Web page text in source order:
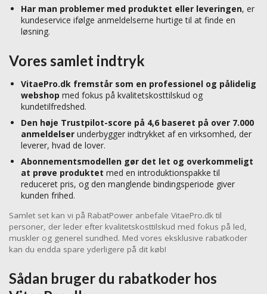
Har man problemer med produktet eller leveringen, er
kundeservice ifølge anmeldelserne hurtige til at finde en
løsning.
Vores samlet indtryk
VitaePro.dk fremstår som en professionel og pålidelig
webshop med fokus på kvalitetskosttilskud og
kundetilfredshed.
Den høje Trustpilot-score på 4,6 baseret på over 7.000
anmeldelser underbygger indtrykket af en virksomhed, der
leverer, hvad de lover.
Abonnementsmodellen gør det let og overkommeligt
at prøve produktet med en introduktionspakke til
reduceret pris, og den manglende bindingsperiode giver
kunden frihed.
Samlet set kan vi på RabatPower anbefale VitaePro.dk til
personer, der leder efter kvalitetskosttilskud med fokus på led,
muskler og generel sundhed. Med vores eksklusive rabatkoder
kan du endda spare yderligere på dit køb!
Sådan bruger du rabatkoder hos